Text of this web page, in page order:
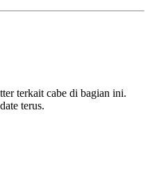
terkait cabe di bagian ini.
terus.